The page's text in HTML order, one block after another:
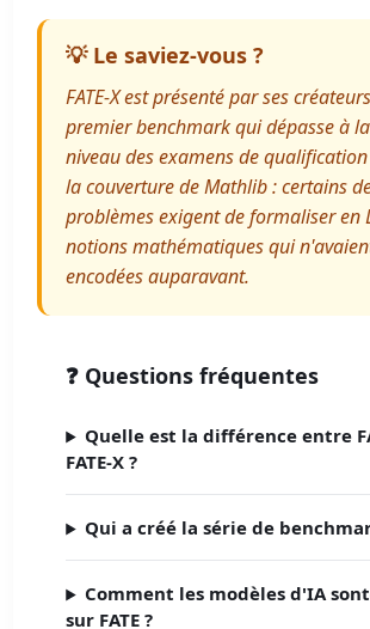
💡 Le saviez-vous ?
FATE-X est présenté par ses
premier benchmark qui dépasse à
niveau des examens de
la couverture de Mathlib : certains
problèmes exigent de formaliser en
notions mathématiques qui
encodées auparavant.
❓ Questions fréquentes
Quelle est la différence entre
FATE-X ?
Qui a créé la série de
Comment les modèles d'IA
sur FATE ?